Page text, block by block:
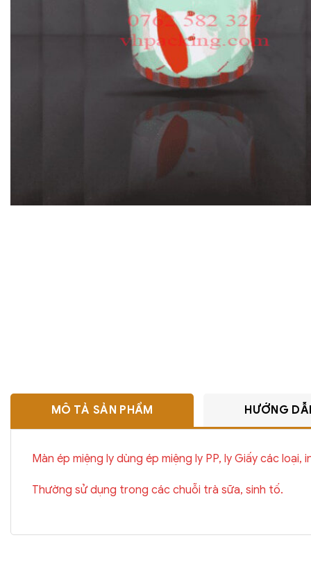
MÔ TẢ SẢN PHẨM HƯỚNG
Màn ép miệng ly dùng ép miệng ly PP, ly Giấy các
Thường sử dụng trong các chuỗi trà sữa, sinh tố.